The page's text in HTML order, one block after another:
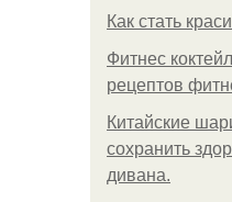
Как стать
Фитнес
рецептов
Китайские
сохранить
дивана.